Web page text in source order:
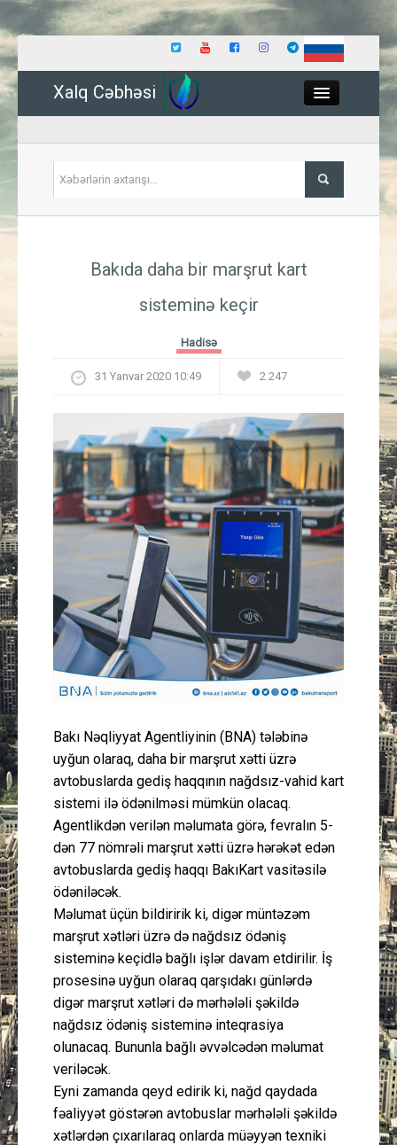
Xalq Cəbhəsi
İqtisadiyyat
Güney Azərbaycan
Mədəniyyət
Müsahibə
İdman
Gündəm
Cəmiyyət
Peşə etikası
Əlaqə
Bakıda daha bir marşrut kart
sisteminə keçir
Hadisə
31 Yanvar 2020 10:49 2 247
Bakı Nəqliyyat Agentliyinin (BNA) tələbinə
uyğun olaraq, daha bir marşrut xətti üzrə
avtobuslarda gediş haqqının nağdsız-vahid kart
sistemi ilə ödənilməsi mümkün olacaq.
Agentlikdən verilən məlumata görə, fevralın 5-
dən 77 nömrəli marşrut xətti üzrə hərəkət edən
avtobuslarda gediş haqqı BakıKart vasitəsilə
ödəniləcək.
Məlumat üçün bildiririk ki, digər müntəzəm
marşrut xətləri üzrə də nağdsız ödəniş
sisteminə keçidlə bağlı işlər davam etdirilir. İş
prosesinə uyğun olaraq qarşıdakı günlərdə
digər marşrut xətləri də mərhələli şəkildə
nağdsız ödəniş sisteminə inteqrasiya
olunacaq. Bununla bağlı əvvəlcədən məlumat
veriləcək.
Eyni zamanda qeyd edirik ki, nağd qaydada
fəaliyyət göstərən avtobuslar mərhələli şəkildə
xətlərdən çıxarılaraq onlarda müəyyən texniki